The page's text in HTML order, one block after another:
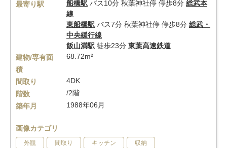
最寄り駅
船橋駅 バス10分 秋葉神社停 停歩8分 総武本
線
東船橋駅 バス7分 秋葉神社停 停歩8分 総武・
中央緩行線
飯山満駅 徒歩23分 東葉高速鉄道
建物/専有面
積
68.72m²
間取り
4DK
階数
/2階
築年月
1988年06月
画像カテゴリ
外観 間取り キッチン 収納